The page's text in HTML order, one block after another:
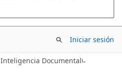
Iniciar sesión
Inteligencia Documental